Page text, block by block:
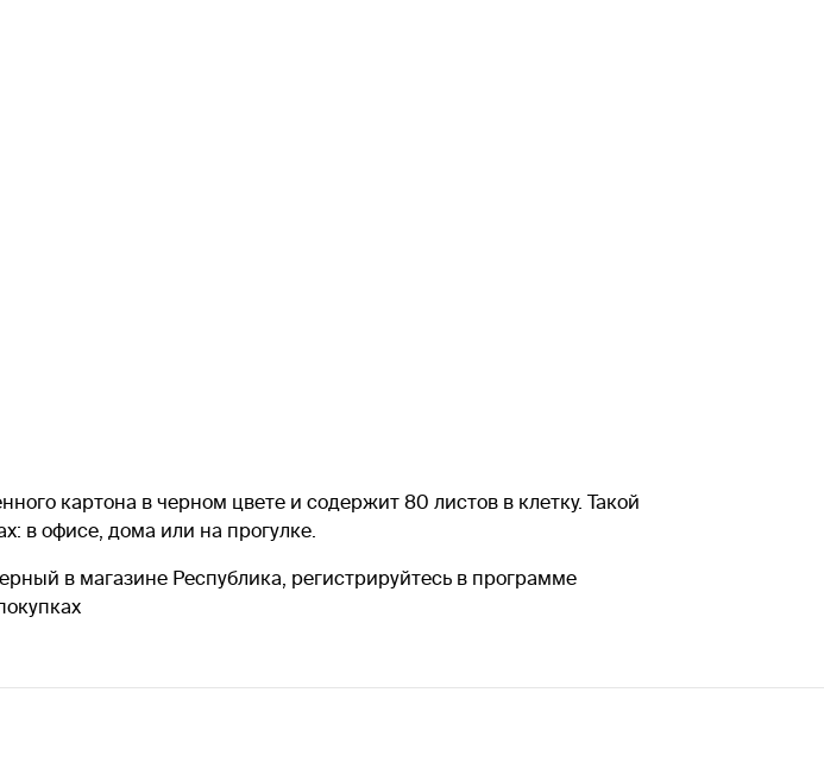
картона в черном цвете и содержит 80 листов в клетку. Такой
в офисе, дома или на прогулке.
в магазине Республика, регистрируйтесь в программе